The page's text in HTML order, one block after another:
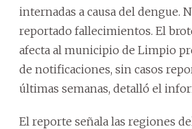
internadas a causa del dengue.
reportado fallecimientos. El
afecta al municipio de Limpio
de notificaciones, sin casos
últimas semanas, detalló el
El reporte señala las regiones